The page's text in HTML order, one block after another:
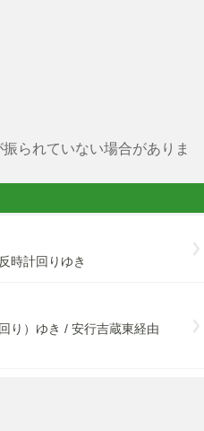
られていない場合がありま
時計回りゆき
り）ゆき / 安行吉蔵東経由